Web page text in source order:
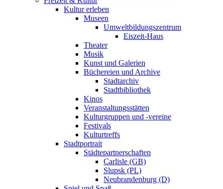
Kultur erleben
Museen
Umweltbildungszentrum
Eiszeit-Haus
Theater
Musik
Kunst und Galerien
Büchereien und Archive
Stadtarchiv
Stadtbibliothek
Kinos
Veranstaltungsstätten
Kulturgruppen und -vereine
Festivals
Kulturtreffs
Stadtportrait
Städtepartnerschaften
Carlisle (GB)
Slupsk (PL)
Neubrandenburg (D)